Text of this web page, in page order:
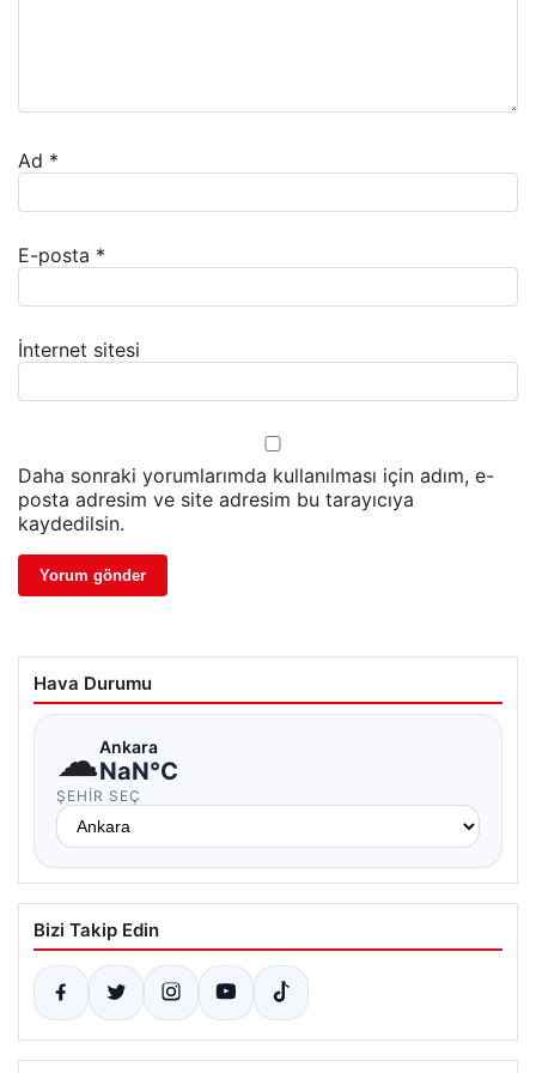
Ad *
E-posta *
İnternet sitesi
Daha sonraki yorumlarımda kullanılması için adım, e-
posta adresim ve site adresim bu tarayıcıya
kaydedilsin.
Hava Durumu
☁Ankara
NaN°C
ŞEHIR SEÇ
Bizi Takip Edin